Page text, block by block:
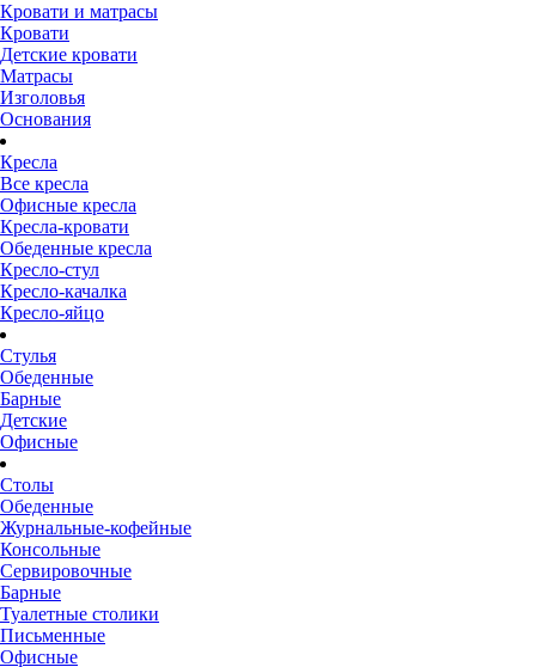
Кровати и матрасы
Кровати
Детские кровати
Матрасы
Изголовья
Основания
Кресла
Все кресла
Офисные кресла
Кресла-кровати
Обеденные кресла
Кресло-стул
Кресло-качалка
Кресло-яйцо
Стулья
Обеденные
Барные
Детские
Офисные
Столы
Обеденные
Журнальные-кофейные
Консольные
Сервировочные
Барные
Туалетные столики
Письменные
Офисные